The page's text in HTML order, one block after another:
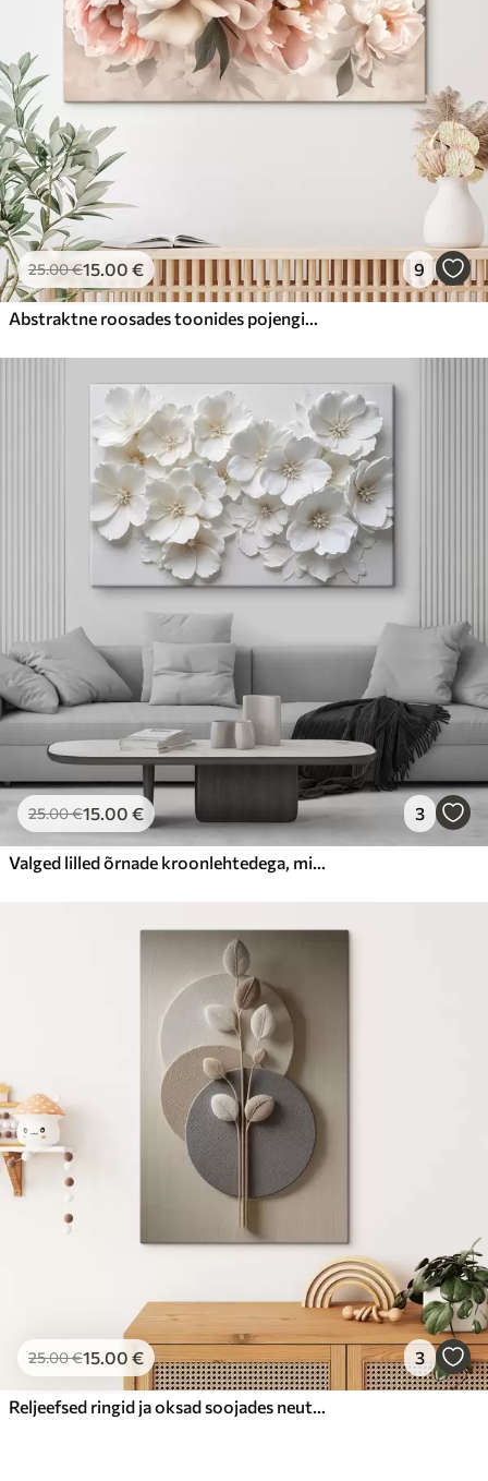
25.00€15.00 € 9
Abstraktne roosades toonides pojengide kimp
25.00€15.00 € 3
Valged lilled õrnade kroonlehtedega, mis on paigutatud kauni lillemustriga heledal taustal
25.00€15.00 € 3
Reljeefsed ringid ja oksad soojades neutraalsetes toonides